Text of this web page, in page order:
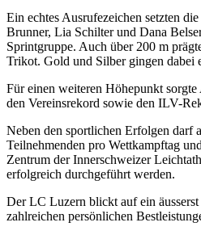
Ein echtes Ausrufezeichen setzten
Brunner, Lia Schilter und Dana
Sprintgruppe. Auch über 200 m
Trikot. Gold und Silber gingen dabei
Für einen weiteren Höhepunkt
den Vereinsrekord sowie den ILV-
Neben den sportlichen Erfolgen darf
Teilnehmenden pro Wettkampftag
Zentrum der Innerschweizer
erfolgreich durchgeführt werden.
Der LC Luzern blickt auf ein
zahlreichen persönlichen